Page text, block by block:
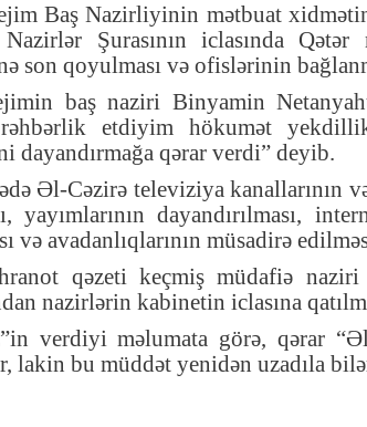
Baş Nazirliyinin mətbuat
Şurasının iclasında
son qoyulması və ofislərinin
baş naziri Binyamin
etdiyim hökumət
dayandırmağa qərar verdi” deyib.
Əl-Cəzirə televiziya kanallarının
yayımlarının dayandırılması,
və avadanlıqlarının müsadirə
qəzeti keçmiş müdafiə
nazirlərin kabinetin iclasına
verdiyi məlumata görə, qərar
lakin bu müddət yenidən uzadıla